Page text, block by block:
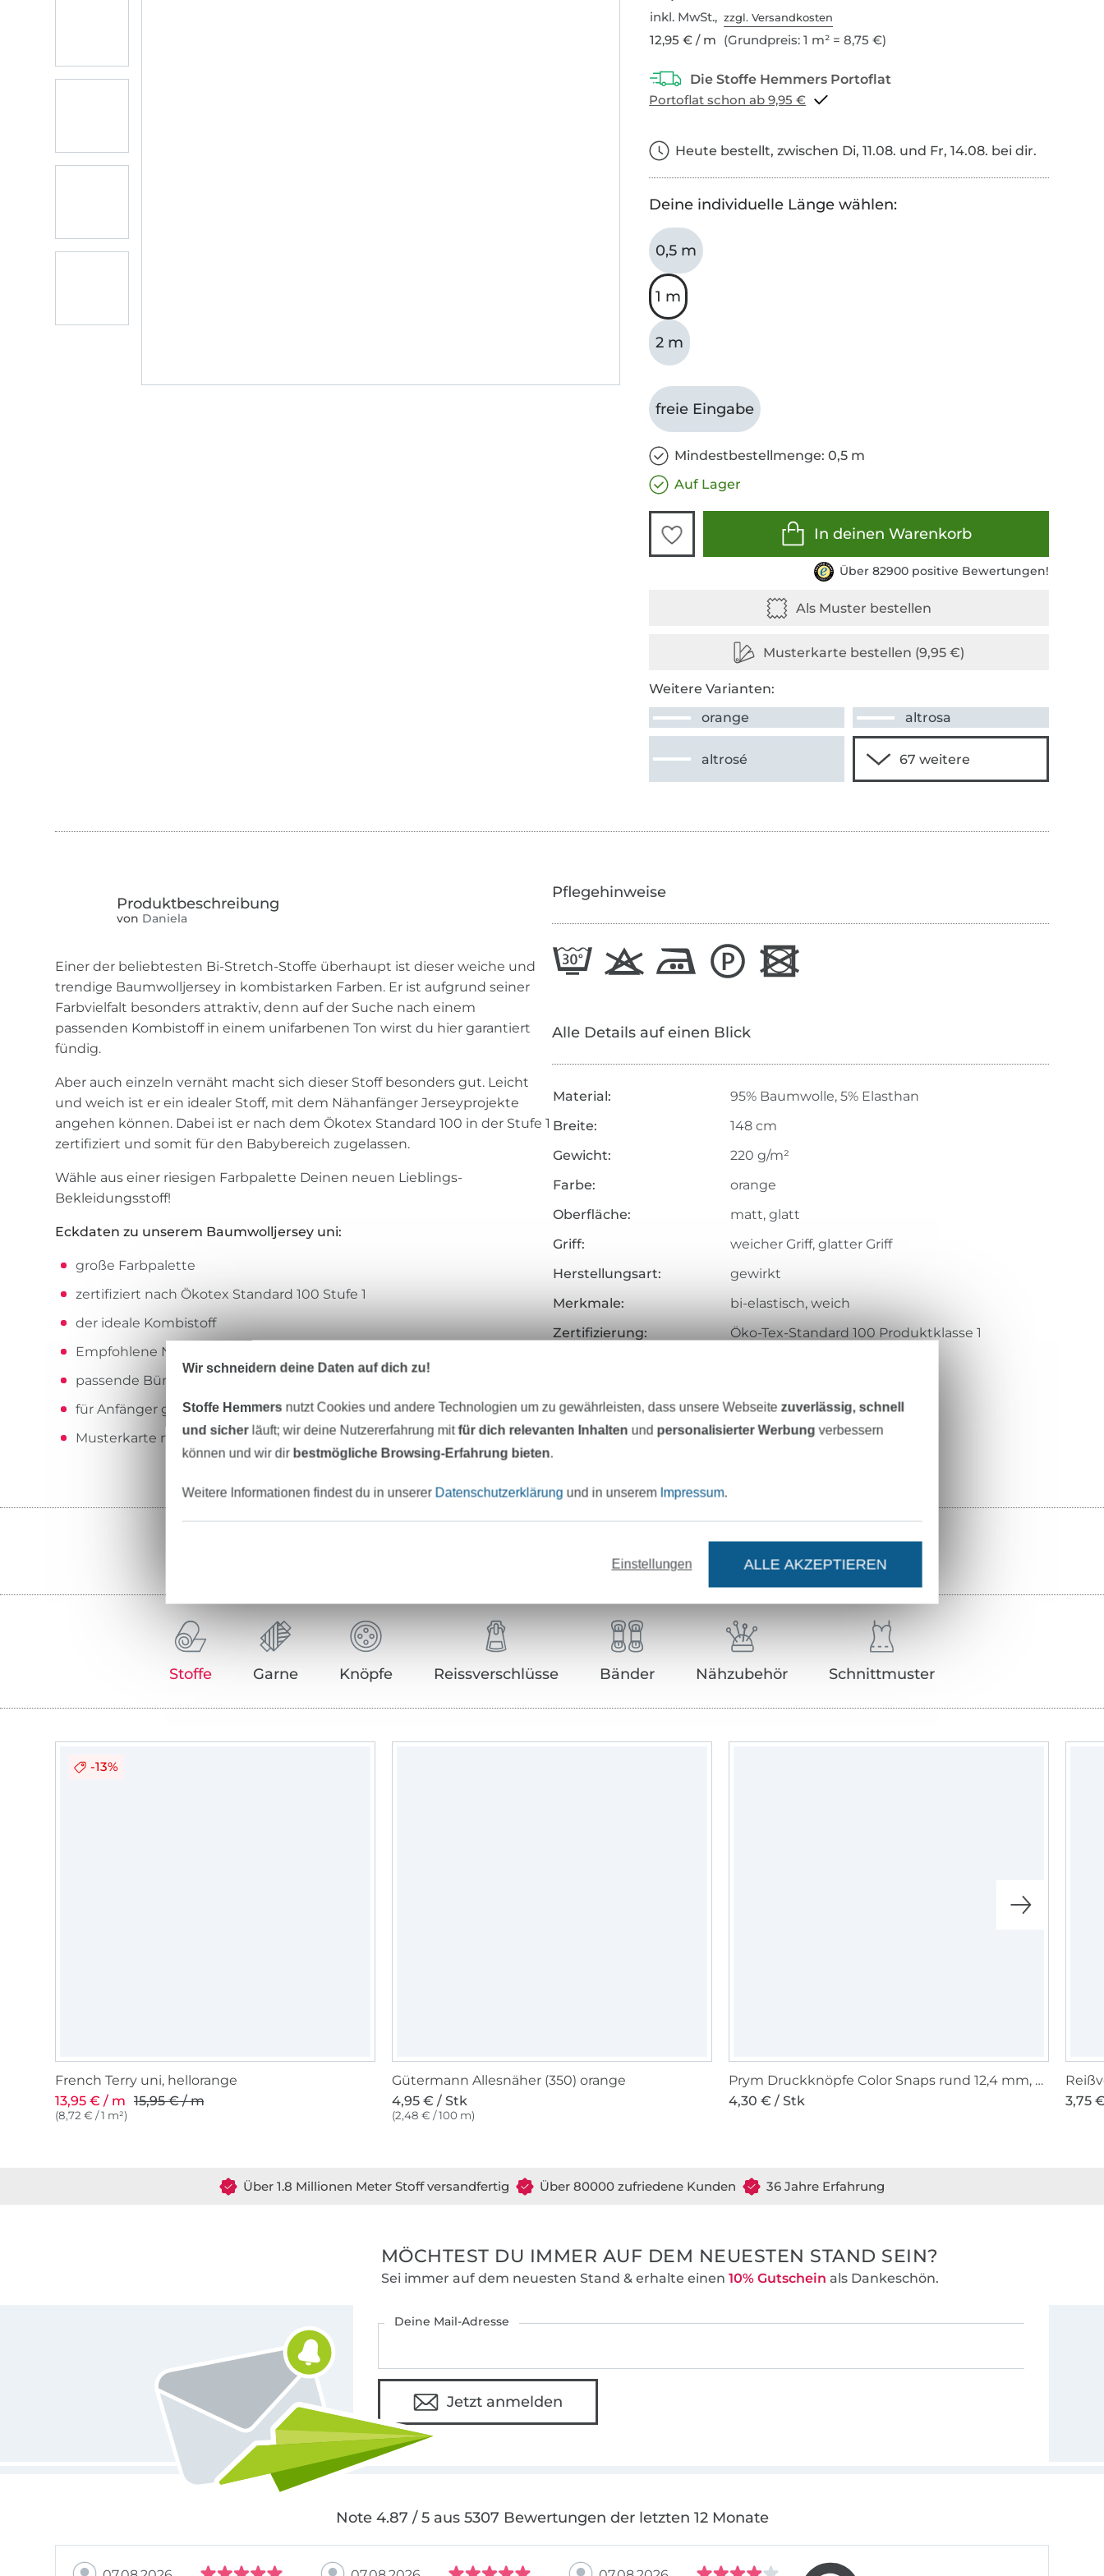
inkl. MwSt.,zzgl. Versandkosten
12,95 € / m (Grundpreis: 1 m² = 8,75 €)
Portoflat schon ab 9,95 €
Heute bestellt, zwischen Di, 11.08. und Fr, 14.08. bei dir.
Deine individuelle Länge wählen:
0,5 m
1 m
2 m
freie Eingabe
Mindestbestellmenge: 0,5 m
Auf Lager
In deinen Warenkorb
Über 82900 positive Bewertungen!
Weitere Varianten:
orange
altrosa
altrosé
von Daniela
Einer der beliebtesten Bi-Stretch-Stoffe überhaupt ist dieser weiche und
trendige Baumwolljersey in kombistarken Farben. Er ist aufgrund seiner
Farbvielfalt besonders attraktiv, denn auf der Suche nach einem
passenden Kombistoff in einem unifarbenen Ton wirst du hier garantiert
fündig.
Aber auch einzeln vernäht macht sich dieser Stoff besonders gut. Leicht
und weich ist er ein idealer Stoff, mit dem Nähanfänger Jerseyprojekte
angehen können. Dabei ist er nach dem Ökotex Standard 100 in der Stufe 1
zertifiziert und somit für den Babybereich zugelassen.
Wähle aus einer riesigen Farbpalette Deinen neuen Lieblings-
Bekleidungsstoff!
Eckdaten zu unserem Baumwolljersey uni:
große Farbpalette
zertifiziert nach Ökotex Standard 100 Stufe 1
der ideale Kombistoff
Empfohlene Nadel: Nähmaschinen Jersey-Nadel 70-90
passende Bündchenstoffe im Shop erhältlich
für Anfänger geeignet
Musterkarte mit allen Farben verfügbar
Pflegehinweise
Alle Details auf einen Blick
Material:
95% Baumwolle, 5% Elasthan
Breite:
148 cm
Gewicht:
220 g/m²
Farbe:
orange
Oberfläche:
matt, glatt
Griff:
weicher Griff, glatter Griff
Herstellungsart:
gewirkt
Merkmale:
bi-elastisch, weich
Zertifizierung:
Öko-Tex-Standard 100 Produktklasse 1
Art.Nr.:
455.421-3105
Hersteller-Kontaktdaten
Unser Tipp: Das passt dazu
Stoffe Garne Knöpfe Reissverschlüsse Bänder Nähzubehör Schnittmuster
-13%
French Terry uni, hellorange
13,95 € / m 15,95 € / m
(8,72 € / 1 m²)
Gütermann Allesnäher (350) orange
4,95 € / Stk
(2,48 € / 100 m)
Prym Druckknöpfe Color Snaps rund 12,4 mm, orange
4,30 € / Stk
3,75
Über 1.8 Millionen Meter Stoff versandfertig Über 80000 zufriedene Kunden 36 Jahre Erfahrung
MÖCHTEST DU IMMER AUF DEM NEUESTEN STAND SEIN?
Sei immer auf dem neuesten Stand & erhalte einen 10% Gutschein als Dankeschön.
Deine Mail-Adresse
Jetzt anmelden
Note 4.87 / 5 aus 5307 Bewertungen der letzten 12 Monate
Wir schneidern deine Daten auf dich zu!
Stoffe Hemmers nutzt Cookies und andere Technologien um zu gewährleisten, dass unsere Webseitezuverlässig, schnell
und sicherläuft; wir deine Nutzererfahrung mitfür dich relevanten Inhalten und personalisierter Werbung verbessern
können und wir dir bestmögliche Browsing-Erfahrung bieten.
Weitere Informationen findest du in unserer Datenschutzerklärung und in unserem Impressum.
Einstellungen ALLE AKZEPTIEREN